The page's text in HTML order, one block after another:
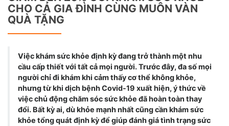
CHO CẢ GIA ĐÌNH CÙNG MUÔN VÀN
QUÀ TẶNG
Việc khám sức khỏe định kỳ đang trở thành một nhu
cầu cấp thiết với tất cả mọi người. Trước đây, đa số mọi
người chỉ đi khám khi cảm thấy cơ thể không khỏe,
nhưng từ khi dịch bệnh Covid-19 xuất hiện, ý thức về
việc chủ động chăm sóc sức khỏe đã hoàn toàn thay
đổi. Bất kỳ ai, dù khỏe mạnh nhất cũng cần khám sức
khỏe tổng quát định kỳ để giúp đánh giá tình trạng sức